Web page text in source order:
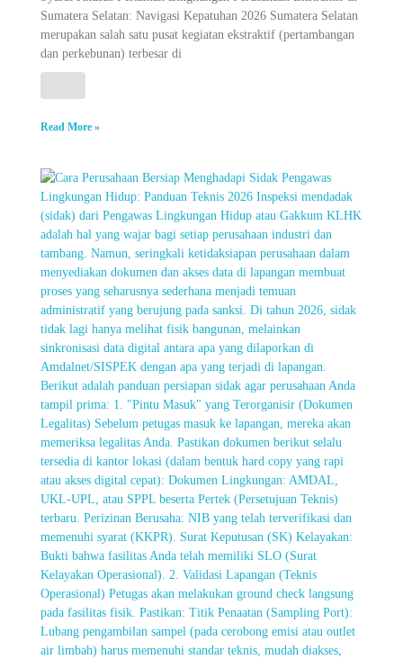
Sumatera Selatan: Navigasi Kepatuhan 2026 Sumatera Selatan
merupakan salah satu pusat kegiatan ekstraktif (pertambangan
dan perkebunan) terbesar di
Read More »